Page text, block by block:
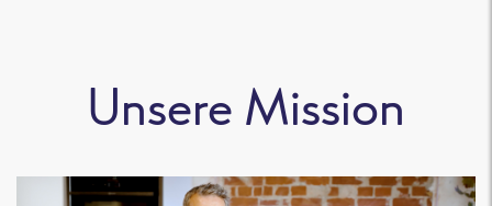
Unsere Mission